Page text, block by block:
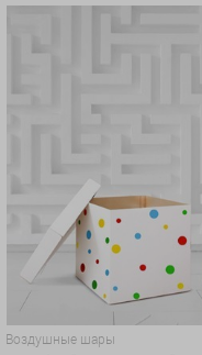
Воздушные шары